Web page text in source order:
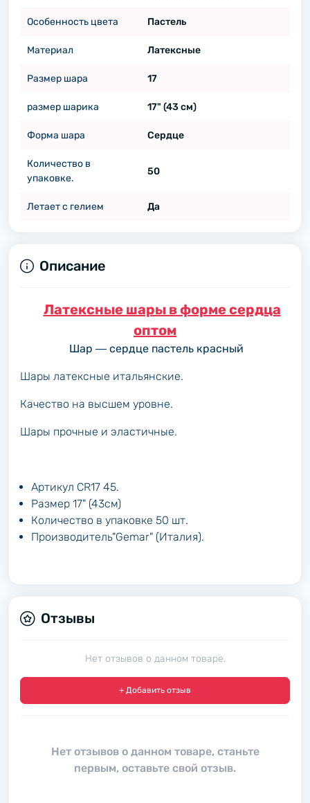
Особенность цвета Пастель
Материал Латексные
Размер шара 17
размер шарика 17" (43 см)
Форма шара Сердце
Количество в
упаковке.
50
Летает с гелием Да
Описание
Латексные шары в форме сердца
оптом
Шар ― сердце пастель красный
Шары латексные итальянские.
Качество на высшем уровне.
Шары прочные и эластичные.
Артикул CR17 45.
Размер 17" (43см)
Количество в упаковке 50 шт.
Производитель"Gemar" (Италия).
Отзывы
Нет отзывов о данном товаре.
+ Добавить отзыв
Нет отзывов о данном товаре, станьте
первым, оставьте свой отзыв.